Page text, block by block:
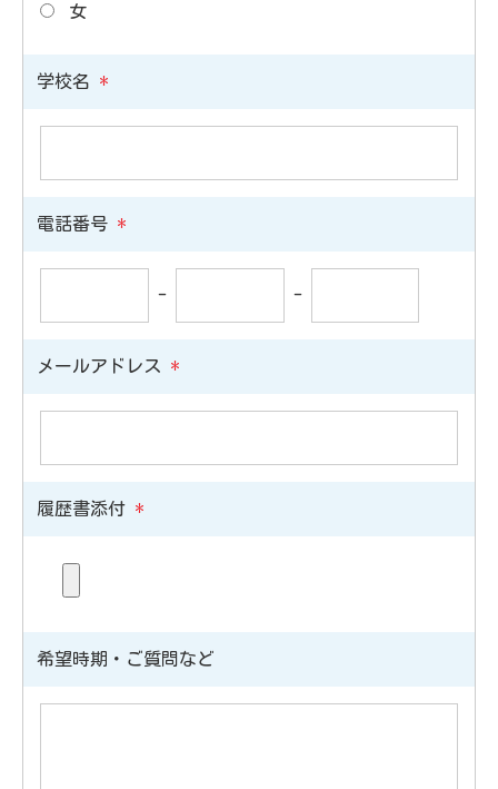
女
学校名 *
電話番号 *
- -
メールアドレス *
履歴書添付 *
希望時期・ご質問など